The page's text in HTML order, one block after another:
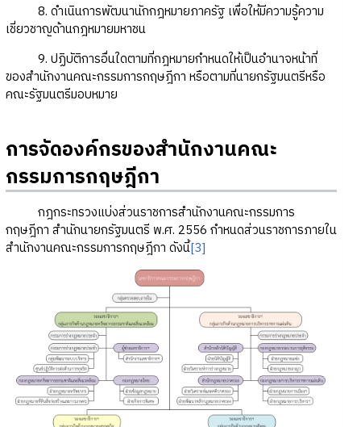
8. ดำเนินการพัฒนานักกฎหมายภาครัฐ เพื่อให้มีความรู้ความ
เชี่ยวชาญด้านกฎหมายมหาชน
9. ปฏิบัติการอื่นใดตามที่กฎหมายกำหนดให้เป็นอำนาจหน้าที่
ของสำนักงานคณะกรรมการกฤษฎีกา หรือตามที่นายกรัฐมนตรีหรือ
คณะรัฐมนตรีมอบหมาย
การจัดองค์กรของสำนักงานคณะ
กรรมการกฤษฎีกา
กฎกระทรวงแบ่งส่วนราชการสำนักงานคณะกรรมการ
กฤษฎีกา สำนักนายกรัฐมนตรี พ.ศ. 2556 กำหนดส่วนราชการภายใน
สำนักงานคณะกรรมการกฤษฎีกา ดังนี้[3]